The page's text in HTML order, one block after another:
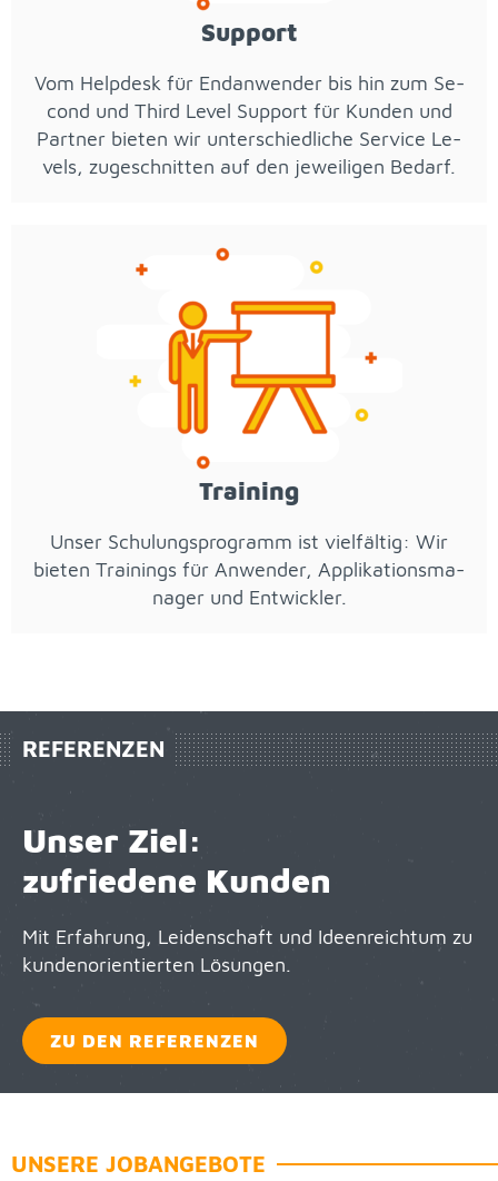
Sup­port
Vom Hel­pdesk für End­an­wen­der bis hin zum Se­
cond und Third Le­vel Sup­port für Kun­den und
Part­ner bie­ten wir un­ter­schied­li­che Ser­vice Le­
vels, zu­ge­schnit­ten auf den je­wei­li­gen Be­darf.
Trai­ning
Un­ser Schu­lungs­pro­gramm ist viel­fäl­tig: Wir
bie­ten Trai­nings für An­wen­der, Ap­pli­ka­ti­ons­ma­
na­ger und Ent­wick­ler.
RE­FE­REN­ZEN
Un­ser Ziel:
zu­frie­de­ne Kun­den
Mit Er­fah­rung, Lei­den­schaft und Ide­en­reich­tum zu
kun­den­ori­en­tier­ten Lö­sun­gen.
ZU DEN RE­FE­REN­ZEN
UN­SE­RE JOB­AN­GE­BO­TE